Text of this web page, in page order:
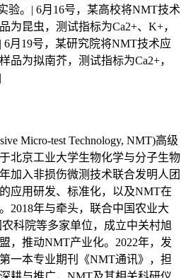
验。| 6月16号，某高校将NMT技术
为昆虫，测试指标为Ca2+、K+，
月19号，某研究院将NMT技术应
品为拟南芥，测试指标为Ca2+，
Micro-test Technology, NMT)高级
北京工业大学生物化学与分子生物
加入非损伤微测技术联合发明人团
应用研发、标准化，以及NMT在
2018年与牵头，联合中国农业大
科院等多家单位，成立中关村旭
，推动NMT产业化。2022年，发
一本专业期刊《NMT通讯》，担